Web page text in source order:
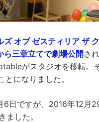
ズ オブ ゼスティリア ザ
ら三章立てで劇場公開さ
がスタジオを移転
になりました。
6日ですが、2016年12月
ました。